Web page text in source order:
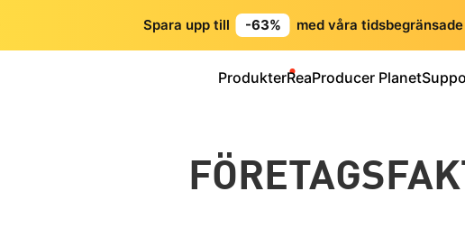
Spara upp till -63% med våra
ProdukterReaProducer Planet